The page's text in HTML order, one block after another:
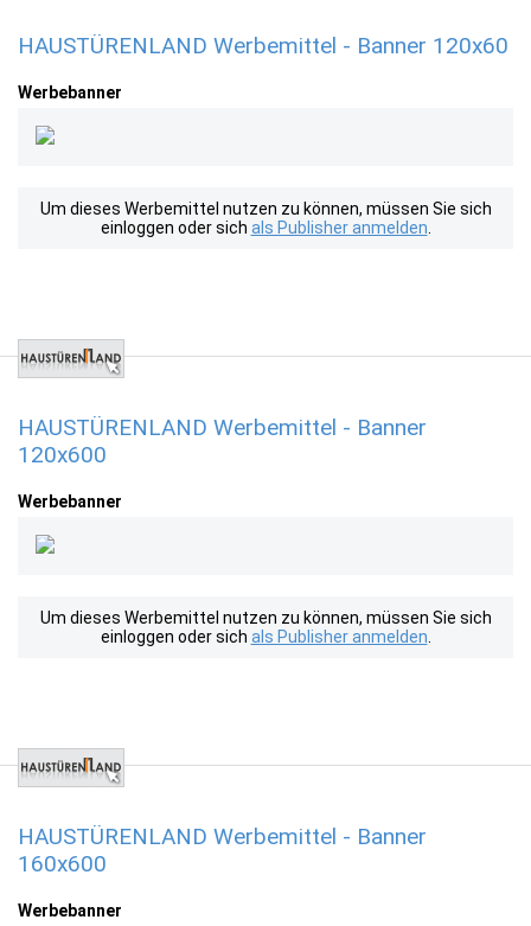
HAUSTÜRENLAND Werbemittel - Banner 120x60
Werbebanner
Um dieses Werbemittel nutzen zu können, müssen Sie sich
einloggen oder sich als Publisher anmelden
HAUSTÜRENLAND Werbemittel - Banner
120x600
Werbebanner
Um dieses Werbemittel nutzen zu können, müssen Sie sich
einloggen oder sich als Publisher anmelden
HAUSTÜRENLAND Werbemittel - Banner
160x600
Werbebanner